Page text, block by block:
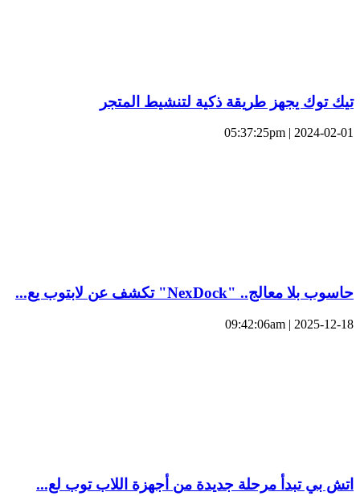
تيك توك يجهز طريقة ذكية لتنشيط المتجر
2024-02-01 | 05:37:25pm
حاسوب بلا معالج.. "NexDock" تكشف عن لابتوب يع...
2025-12-18 | 09:42:06am
اتش بي تبدأ مرحلة جديدة من أجهزة اللاب توب لع...